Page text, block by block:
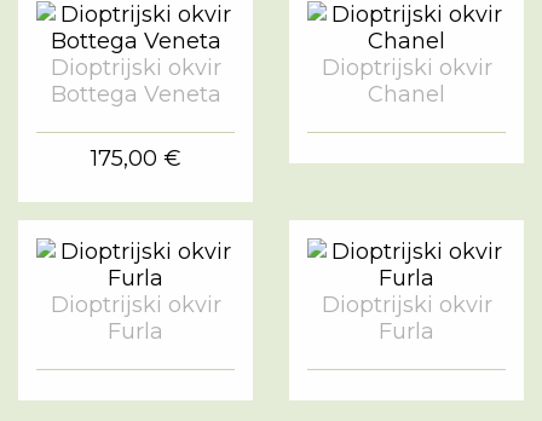
Dioptrijski okvir
Bottega Veneta
175,00 €
Dioptrijski okvir
Chanel
Dioptrijski okvir
Furla
Dioptrijski okvir
Furla